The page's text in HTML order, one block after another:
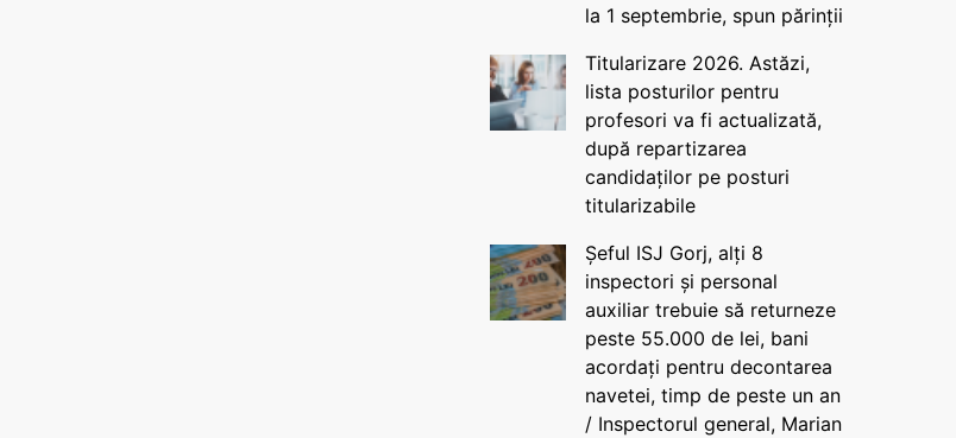
la 1 septembrie, spun părinții
Titularizare 2026. Astăzi,
lista posturilor pentru
profesori va fi actualizată,
după repartizarea
candidaților pe posturi
titularizabile
Șeful ISJ Gorj, alți 8
inspectori și personal
auxiliar trebuie să returneze
peste 55.000 de lei, bani
acordați pentru decontarea
navetei, timp de peste un an
/ Inspectorul general, Marian